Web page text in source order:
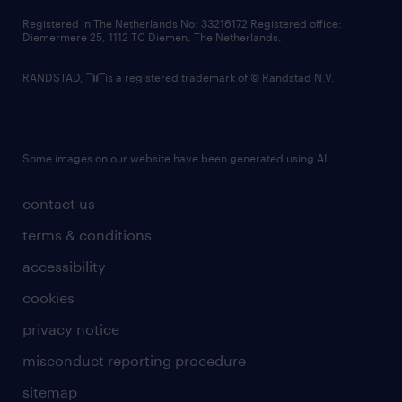
contact us
terms & conditions
accessibility
cookies
privacy notice
misconduct reporting procedure
sitemap
Registered in The Netherlands No: 33216172 Registered office:
Diemermere 25, 1112 TC Diemen, The Netherlands.
RANDSTAD, is a registered trademark of © Randstad N.V.
Some images on our website have been generated using AI.